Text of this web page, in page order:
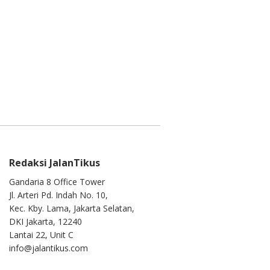
Redaksi JalanTikus
Gandaria 8 Office Tower
Jl. Arteri Pd. Indah No. 10,
Kec. Kby. Lama, Jakarta Selatan,
DKI Jakarta, 12240
Lantai 22, Unit C
info@jalantikus.com